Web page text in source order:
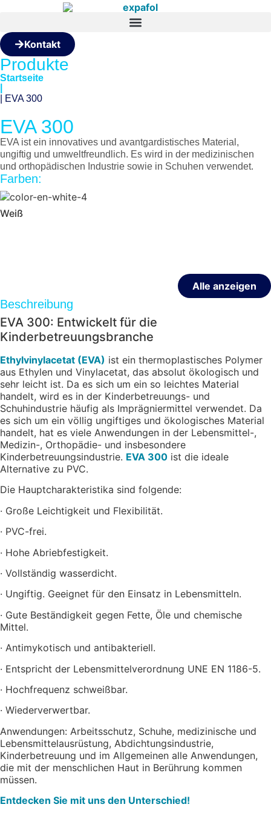
Kontakt
Produkte
Startseite
| EVA 300
EVA 300
EVA ist ein innovatives und avantgardistisches Material,
ungiftig und umweltfreundlich. Es wird in der medizinischen
und orthopädischen Industrie sowie in Schuhen verwendet.
Farben:
Weiß
Alle anzeigen
Beschreibung
EVA 300: Entwickelt für die
Kinderbetreuungsbranche
Ethylvinylacetat (EVA) ist ein thermoplastisches Polymer
aus Ethylen und Vinylacetat, das absolut ökologisch und
sehr leicht ist. Da es sich um ein so leichtes Material
handelt, wird es in der Kinderbetreuungs- und
Schuhindustrie häufig als Imprägniermittel verwendet. Da
es sich um ein völlig ungiftiges und ökologisches Material
handelt, hat es viele Anwendungen in der Lebensmittel-,
Medizin-, Orthopädie- und insbesondere
Kinderbetreuungsindustrie. EVA 300 ist die ideale
Alternative zu PVC.
Die Hauptcharakteristika sind folgende:
· Große Leichtigkeit und Flexibilität.
· PVC-frei.
· Hohe Abriebfestigkeit.
· Vollständig wasserdicht.
· Ungiftig. Geeignet für den Einsatz in Lebensmitteln.
· Gute Beständigkeit gegen Fette, Öle und chemische
Mittel.
· Antimykotisch und antibakteriell.
· Entspricht der Lebensmittelverordnung UNE EN 1186-5.
· Hochfrequenz schweißbar.
· Wiederverwertbar.
Anwendungen: Arbeitsschutz, Schuhe, medizinische und
Lebensmittelausrüstung, Abdichtungsindustrie,
Kinderbetreuung und im Allgemeinen alle Anwendungen,
die mit der menschlichen Haut in Berührung kommen
müssen.
Entdecken Sie mit uns den Unterschied!